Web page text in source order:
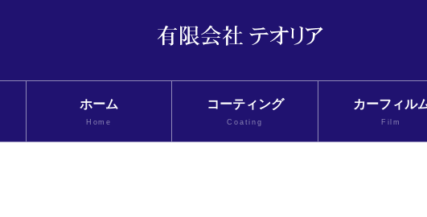
ホーム
Home
コーティング
Coating
カーフィル
Film